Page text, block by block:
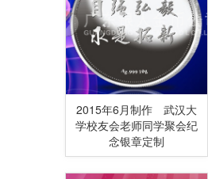
2015年6月制作 武汉大
学校友会老师同学聚会纪
念银章定制